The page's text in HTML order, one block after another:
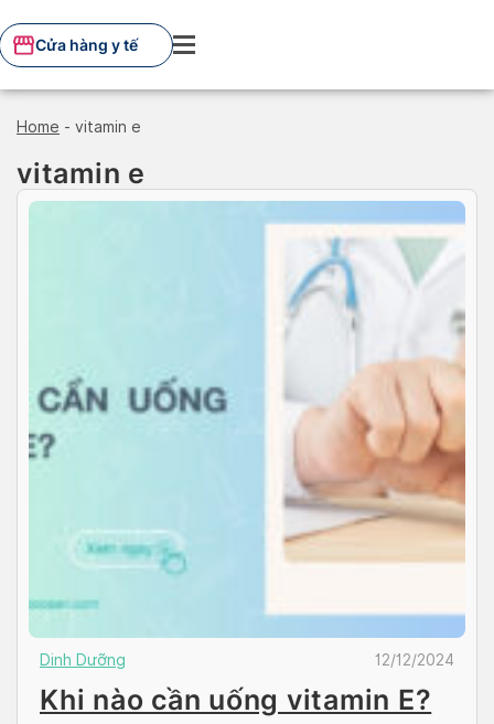
to
content
Cửa hàng y tế
Home - vitamin e
vitamin e
Dinh Dưỡng 12/12/2024
Khi nào cần uống vitamin E?